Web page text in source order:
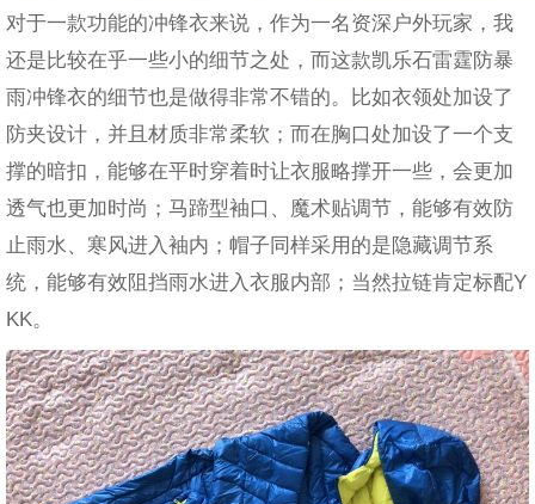
对于一款功能的冲锋衣来说，作为一名资深户外玩家，我
还是比较在乎一些小的细节之处，而这款凯乐石雷霆防暴
雨冲锋衣的细节也是做得非常不错的。比如衣领处加设了
防夹设计，并且材质非常柔软；而在胸口处加设了一个支
撑的暗扣，能够在平时穿着时让衣服略撑开一些，会更加
透气也更加时尚；马蹄型袖口、魔术贴调节，能够有效防
止雨水、寒风进入袖内；帽子同样采用的是隐藏调节系
统，能够有效阻挡雨水进入衣服内部；当然拉链肯定标配Y
KK。